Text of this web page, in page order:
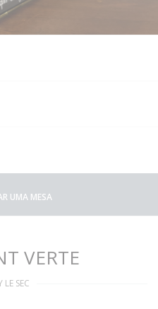
nova janela))
UMA MESA
VERTE
LE SEC